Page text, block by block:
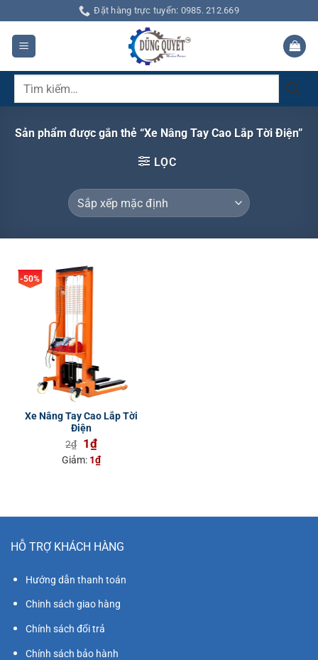
qua
dung
Đặt hàng trực tuyến: 0985. 212.669
Tìm
Sản phẩm được gắn thẻ “Xe Nâng Tay Cao Lắp Tời Điện”
LỌC
-50%
Xe Nâng Tay Cao Lắp Tời
Điện
2₫ Giá
gốc
1₫Giá
hiện
Giảm: 1₫
HỖ TRỢ KHÁCH HÀNG
Hướng dẫn thanh toán
Chinh sách giao hàng
Chính sách đổi trả
Chính sách bảo hành